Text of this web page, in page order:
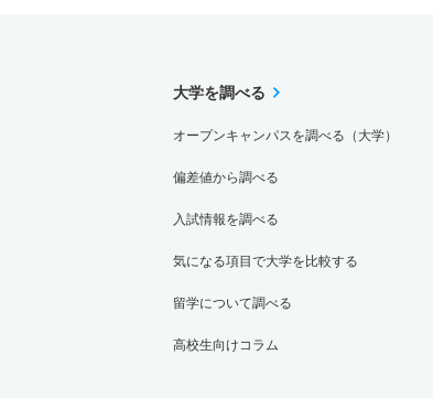
大学を調べる
オープンキャンパスを調べる（大学）
偏差値から調べる
入試情報を調べる
気になる項目で大学を比較する
留学について調べる
高校生向けコラム